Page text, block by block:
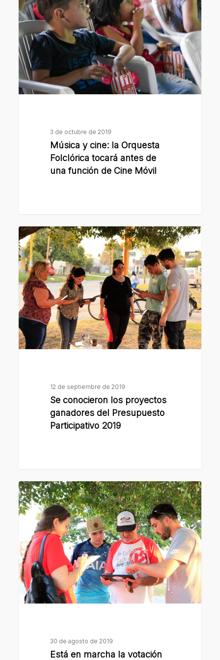
cine:
la
Orquesta
Folclórica
tocará
antes
de
3 de octubre de 2019
Música y cine: la Orquesta
Folclórica tocará antes de
una función de Cine Móvil
Se
conocieron
los
proyectos
ganadores
del
Presupuesto
Participativo
2019
12 de septiembre de 2019
Se conocieron los proyectos
ganadores del Presupuesto
Participativo 2019
Está
en
marcha
votación
del
Presupuesto
Participativo
2019
30 de agosto de 2019
Está en marcha la votación